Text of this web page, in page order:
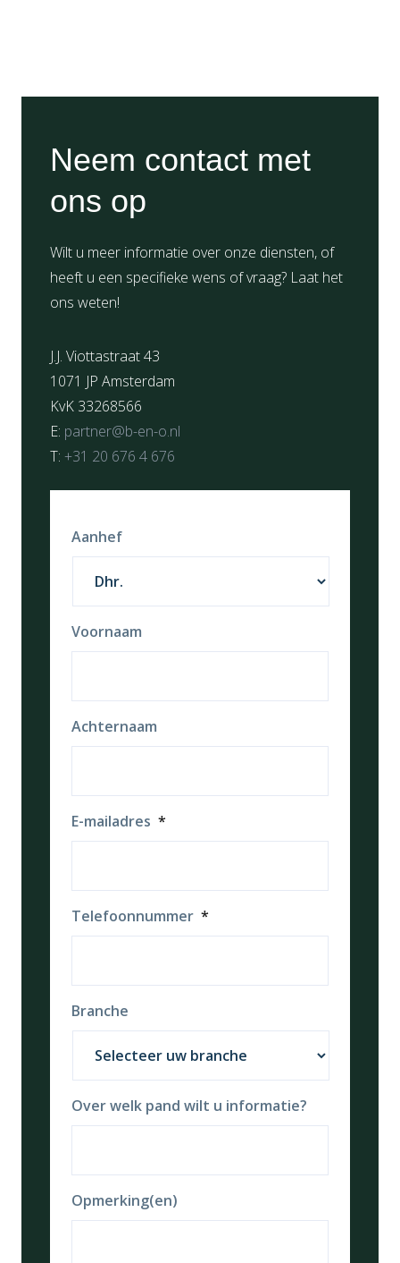
Neem contact met
ons op
Wilt u meer informatie over onze diensten, of
heeft u een specifieke wens of vraag? Laat het
ons weten!
J.J. Viottastraat 43
1071 JP Amsterdam
KvK 33268566
E: partner@b-en-o.nl
T: +31 20 676 4 676
Aanhef
Voornaam
Achternaam
E-mailadres *
Telefoonnummer *
Branche
Over welk pand wilt u informatie?
Opmerking(en)